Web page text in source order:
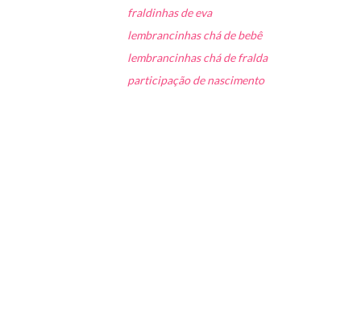
fraldinhas de eva
lembrancinhas chá de bebê
lembrancinhas chá de fralda
participação de nascimento